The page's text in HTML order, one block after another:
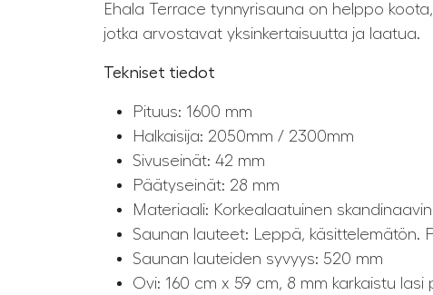
Ehala Terrace tynnyrisauna on helppo
jotka arvostavat yksinkertaisuutta ja laatua.
Tekniset tiedot
Pituus: 1600 mm
Halkaisija: 2050mm / 2300mm
Sivuseinät: 42 mm
Päätyseinät: 28 mm
Materiaali: Korkealaatuinen
Saunan lauteet: Leppä, käsittelemätön.
Saunan lauteiden syvyys: 520 mm
Ovi: 160 cm x 59 cm, 8 mm karkaistu lasi